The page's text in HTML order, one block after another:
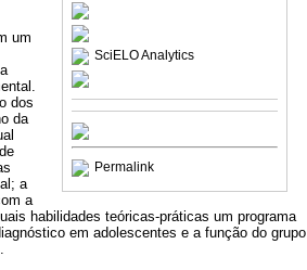
SciELO Analytics
Permalink
um
dos
da
a
a
habilidades teóricas-práticas um programa
em adolescentes e a função do grupo